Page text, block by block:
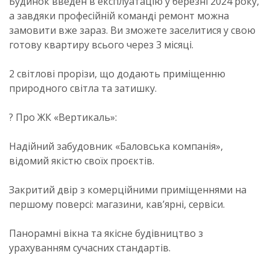
а завдяки професійній команді ремонт можна
замовити вже зараз. Ви зможете заселитися у свою
готову квартиру всього через 3 місяці.
2 світлові прорізи, що додають приміщенню
природного світла та затишку.
? Про ЖК «Вертикаль»:
Надійний забудовник «Баловська компанія»,
відомий якістю своїх проєктів.
Закритий двір з комерційними приміщеннями на
першому поверсі: магазини, кав’ярні, сервіси.
Панорамні вікна та якісне будівництво з
урахуванням сучасних стандартів.